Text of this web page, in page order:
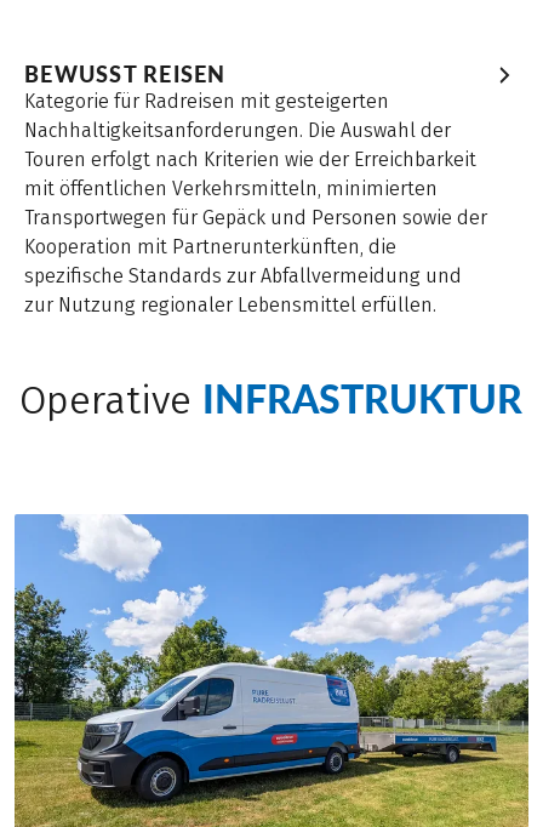
BEWUSST REISEN
Kategorie für Radreisen mit gesteigerten
Nachhaltigkeitsanforderungen. Die Auswahl der
Touren erfolgt nach Kriterien wie der Erreichbarkeit
mit öffentlichen Verkehrsmitteln, minimierten
Transportwegen für Gepäck und Personen sowie der
Kooperation mit Partnerunterkünften, die
spezifische Standards zur Abfallvermeidung und
zur Nutzung regionaler Lebensmittel erfüllen.
Operative INFRASTRUKTUR